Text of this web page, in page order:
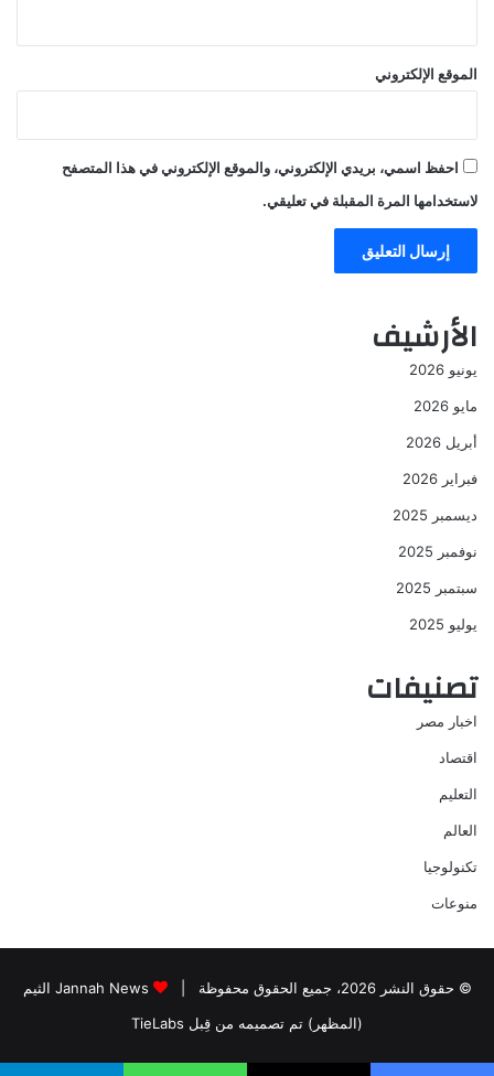
الموقع الإلكتروني
احفظ اسمي، بريدي الإلكتروني، والموقع الإلكتروني في هذا المتصفح
لاستخدامها المرة المقبلة في تعليقي.
الأرشيف
يونيو 2026
مايو 2026
أبريل 2026
فبراير 2026
ديسمبر 2025
نوفمبر 2025
سبتمبر 2025
يوليو 2025
تصنيفات
اخبار مصر
اقتصاد
التعليم
العالم
تكنولوجيا
منوعات
© حقوق النشر 2026، جميع الحقوق محفوظة |
Jannah News الثيم
(المظهر) تم تصميمه من قِبل TieLabs